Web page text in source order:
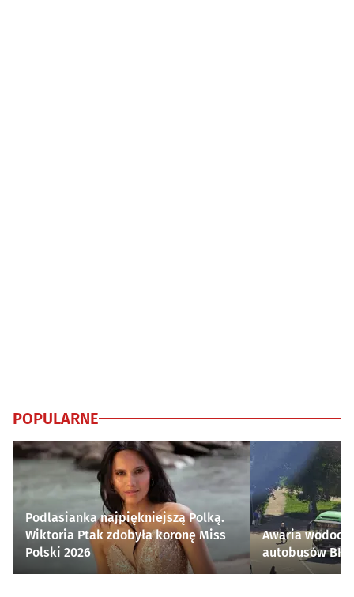
POPULARNE
Podlasianka najpiękniejszą Polką.
Wiktoria Ptak zdobyła koronę Miss
Polski 2026
Awaria
autobusów